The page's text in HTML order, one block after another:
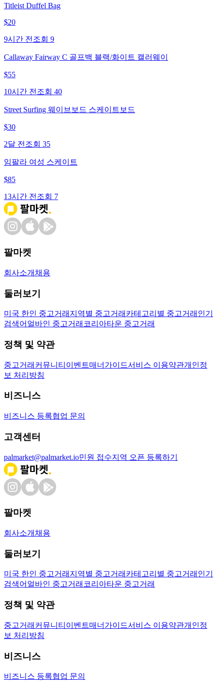
Titleist Duffel Bag
$20
9시간 전 조회 9
Callaway Fairway C 골프백 블랙/화이트 캘러웨이
$55
10시간 전 조회 40
Street Surfing 웨이브보드 스케이트보드
$30
2달 전 조회 35
임팔라 여성 스케이트
$85
13시간 전 조회 7
팔마켓
회사소개 채용
둘러보기
미국 한인 중고거래 지역별 중고거래 카테고리별 중고거래 인기
검색어 얼바인 중고거래 코리아타운 중고거래
정책 및 약관
중고거래 커뮤니티 이벤트매너가이드서비스 이용약관개인정
보 처리방침
비즈니스
비즈니스 등록협업 문의
고객센터
palmarket@palmarket.io민원 접수지역 오픈 등록하기
팔마켓
회사소개 채용
둘러보기
미국 한인 중고거래 지역별 중고거래 카테고리별 중고거래 인기
검색어 얼바인 중고거래 코리아타운 중고거래
정책 및 약관
중고거래 커뮤니티 이벤트매너가이드서비스 이용약관개인정
보 처리방침
비즈니스
비즈니스 등록협업 문의